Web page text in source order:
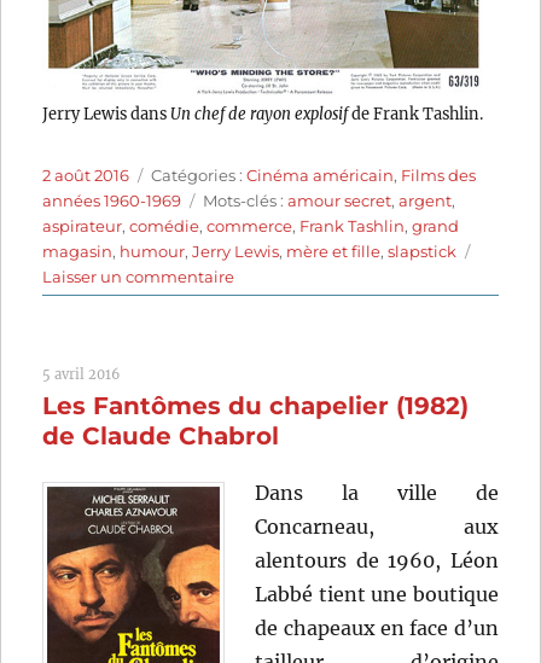
Jerry Lewis dansUn chef de rayon explosifde Frank Tashlin.
Publié
le
2 août 2016 Catégories
Catégories :Cinéma américain, Films des
années 1960-1969
Étiquettes
Mots-clés :amour secret,argent,
aspirateur,comédie,commerce, Frank Tashlin,grand
magasin, humour,Jerry Lewis, mère et fille,slapstick
Laisser un commentairesur
Un
explosif
(1963)
Tashlin
5 avril 2016
Les Fantômes du chapelier (1982)
de Claude Chabrol
Dans la ville de
Concarneau, aux
alentours de 1960, Léon
Labbé tient une boutique
de chapeaux en face d’un